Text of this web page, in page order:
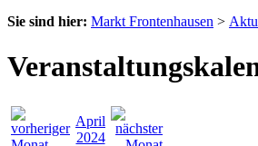
Sie sind hier: Markt Frontenhausen >
April
2024